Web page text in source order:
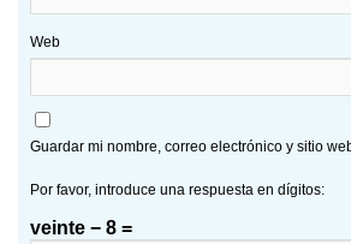
Web
Guardar mi nombre, correo electrónico y sitio
Por favor, introduce una respuesta en dígitos:
veinte − 8 =